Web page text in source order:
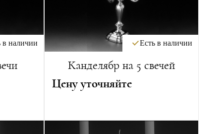
в наличии Есть в наличии
Канделябр на 5 свечей
Цену уточняйте